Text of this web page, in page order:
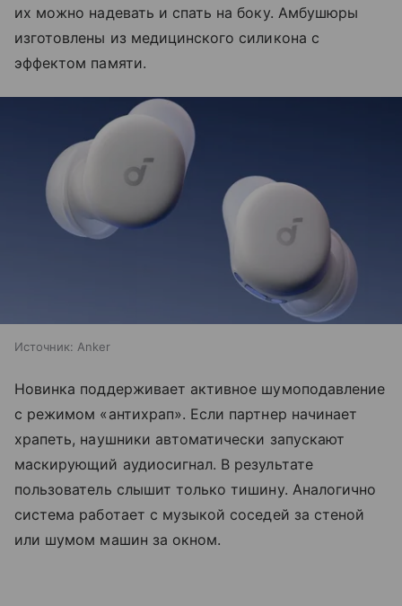
их можно надевать и спать на боку. Амбушюры
изготовлены из медицинского силикона с
эффектом памяти.
Источник: Anker
Новинка поддерживает активное шумоподавление
с режимом «антихрап». Если партнер начинает
храпеть, наушники автоматически запускают
маскирующий аудиосигнал. В результате
пользователь слышит только тишину. Аналогично
система работает с музыкой соседей за стеной
или шумом машин за окном.